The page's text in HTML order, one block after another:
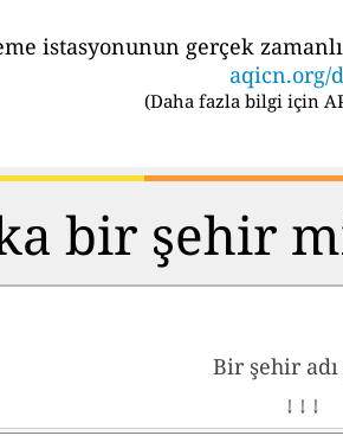
istasyonunun gerçek
aqicn.org/
(Daha fazla bilgi için
bir şehir
Bir şehir
↓ ↓ ↓